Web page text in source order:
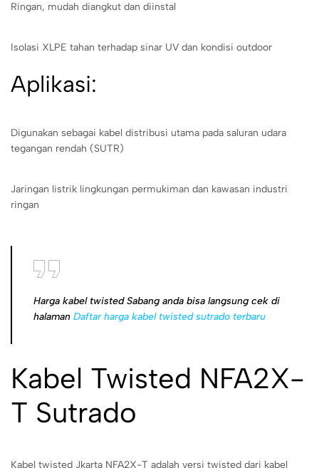
Ringan, mudah diangkut dan diinstal
Isolasi XLPE tahan terhadap sinar UV dan kondisi outdoor
Aplikasi:
Digunakan sebagai kabel distribusi utama pada saluran udara
tegangan rendah (SUTR)
Jaringan listrik lingkungan permukiman dan kawasan industri
ringan
Harga kabel twisted Sabang anda bisa langsung cek di
halaman Daftar harga kabel twisted sutrado terbaru
Kabel Twisted NFA2X-
T Sutrado
Kabel twisted Jkarta NFA2X-T adalah versi twisted dari kabel